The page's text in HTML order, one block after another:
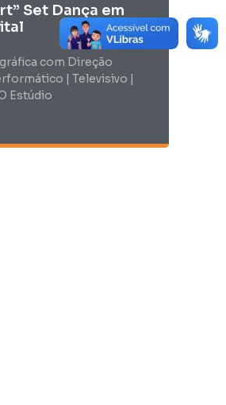
Set Dança em
com Direção
| Televisivo |
Estúdio